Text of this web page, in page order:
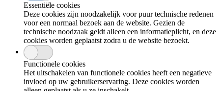
Essentiële cookies
Deze cookies zijn noodzakelijk voor puur technische redenen
voor een normaal bezoek aan de website. Gezien de
technische noodzaak geldt alleen een informatieplicht, en deze
cookies worden geplaatst zodra u de website bezoekt.
Functionele cookies
Het uitschakelen van functionele cookies heeft een negatieve
invloed op uw gebruikerservaring. Deze cookies worden